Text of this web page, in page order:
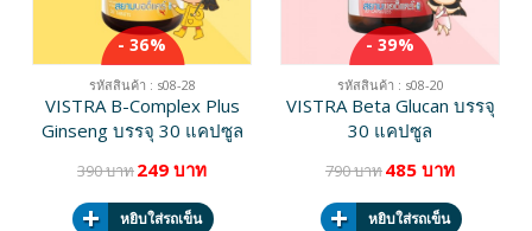
- 36%
รหัสสินค้า : s08-28
VISTRA B-Complex Plus
Ginseng บรรจุ 30 แคปซูล
390 บาท249 บาท
หยิบใส่รถเข็น
- 39%
รหัสสินค้า : s08-20
VISTRA Beta Glucan บรรจุ
30 แคปซูล
790 บาท485 บาท
หยิบใส่รถเข็น